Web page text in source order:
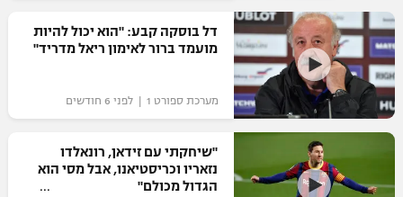
VOD
רץ ברשת
גביע המדינה
נבחרת ישראל
מכבי חיפה
בית"ר ירושלים
מכבי תל אביב
ליגה גרמנית
ליגה ספרדית
ליגה איטלקית
ליגה צרפתית
ליגה לאומית
כדורסל נשים
מכבי תל אביב
הפועל חולון
הפועל ירושלים
NBA
יורוליג
יורוקאפ
ענפים נוספים
טניס
כדוריד
כדורעף
דל בוסקה קבע: "הוא יכול להיות
מועמד ברור לאימון ריאל מדריד"
מערכת ספורט 1 | לפני 6 חודשים
"שיחקתי עם זידאן, רונאלדו
נזאריו וכריסטיאנו, אבל מסי הוא
הגדול מכולם"